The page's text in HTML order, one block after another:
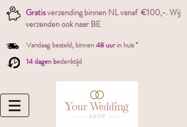
Gratisverzending binnen NL vanaf €100,-. Wij
verzenden ook naar BE
Vandaag besteld, binnen48 uur in huis *
14 dagen bedenktijd